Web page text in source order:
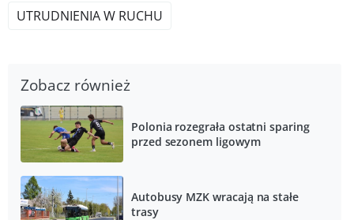
UTRUDNIENIA W RUCHU
Zobacz również
Polonia rozegrała ostatni sparing
przed sezonem ligowym
Autobusy MZK wracają na stałe
trasy